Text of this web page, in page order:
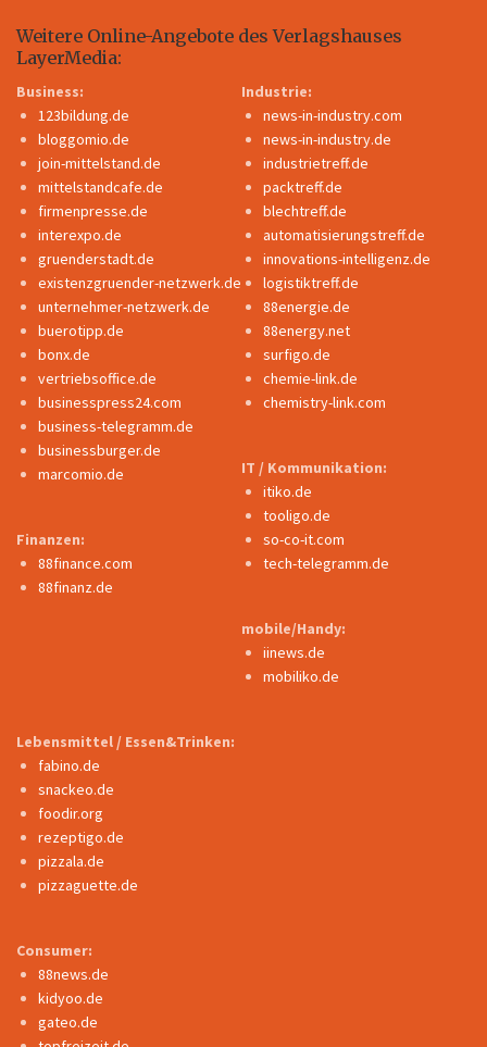
Weitere Online-Angebote des Verlagshauses
LayerMedia:
Business:
123bildung.de
bloggomio.de
join-mittelstand.de
mittelstandcafe.de
firmenpresse.de
interexpo.de
gruenderstadt.de
existenzgruender-netzwerk.de
unternehmer-netzwerk.de
buerotipp.de
bonx.de
vertriebsoffice.de
businesspress24.com
business-telegramm.de
businessburger.de
marcomio.de
Finanzen:
88finance.com
88finanz.de
Industrie:
news-in-industry.com
news-in-industry.de
industrietreff.de
packtreff.de
blechtreff.de
automatisierungstreff.de
innovations-intelligenz.de
logistiktreff.de
88energie.de
88energy.net
surfigo.de
chemie-link.de
chemistry-link.com
IT / Kommunikation:
itiko.de
tooligo.de
so-co-it.com
tech-telegramm.de
mobile/Handy:
iinews.de
mobiliko.de
Lebensmittel / Essen&Trinken:
fabino.de
snackeo.de
foodir.org
rezeptigo.de
pizzala.de
pizzaguette.de
Consumer:
88news.de
kidyoo.de
gateo.de